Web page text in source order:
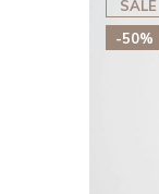
SALE
-50%